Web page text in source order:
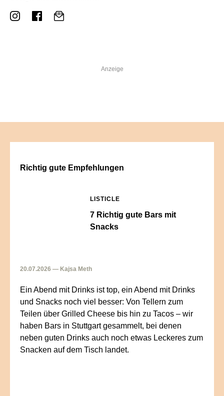
Anzeige
Richtig gute Empfehlungen
LISTICLE
7 Richtig gute Bars mit
Snacks
20.07.2026 — Kajsa Meth
Ein Abend mit Drinks ist top, ein Abend mit Drinks
und Snacks noch viel besser: Von Tellern zum
Teilen über Grilled Cheese bis hin zu Tacos – wir
haben Bars in Stuttgart gesammelt, bei denen
neben guten Drinks auch noch etwas Leckeres zum
Snacken auf dem Tisch landet.